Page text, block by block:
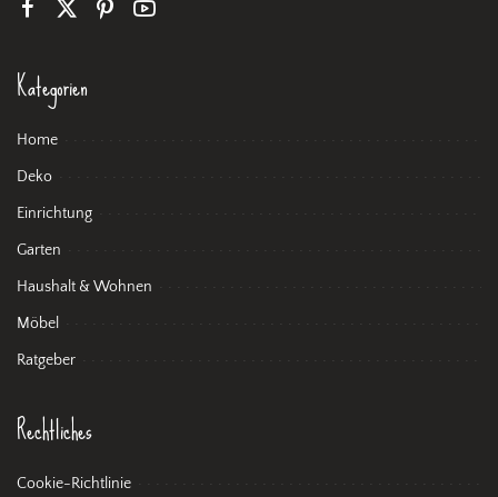
Kategorien
Home
Deko
Einrichtung
Garten
Haushalt & Wohnen
Möbel
Ratgeber
Rechtliches
Cookie-Richtlinie